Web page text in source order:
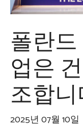
폴란
업은
조합
2025년 07월 10일